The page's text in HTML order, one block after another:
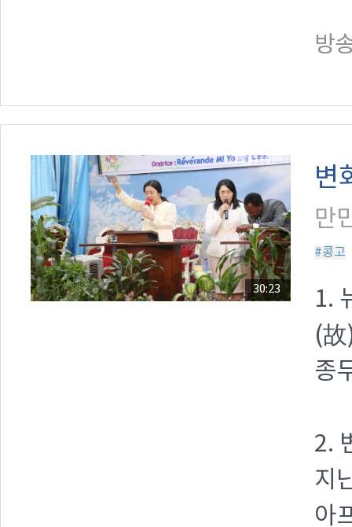
방
30:23
변
만
#콩고
1.
(故
종
2.
지
아